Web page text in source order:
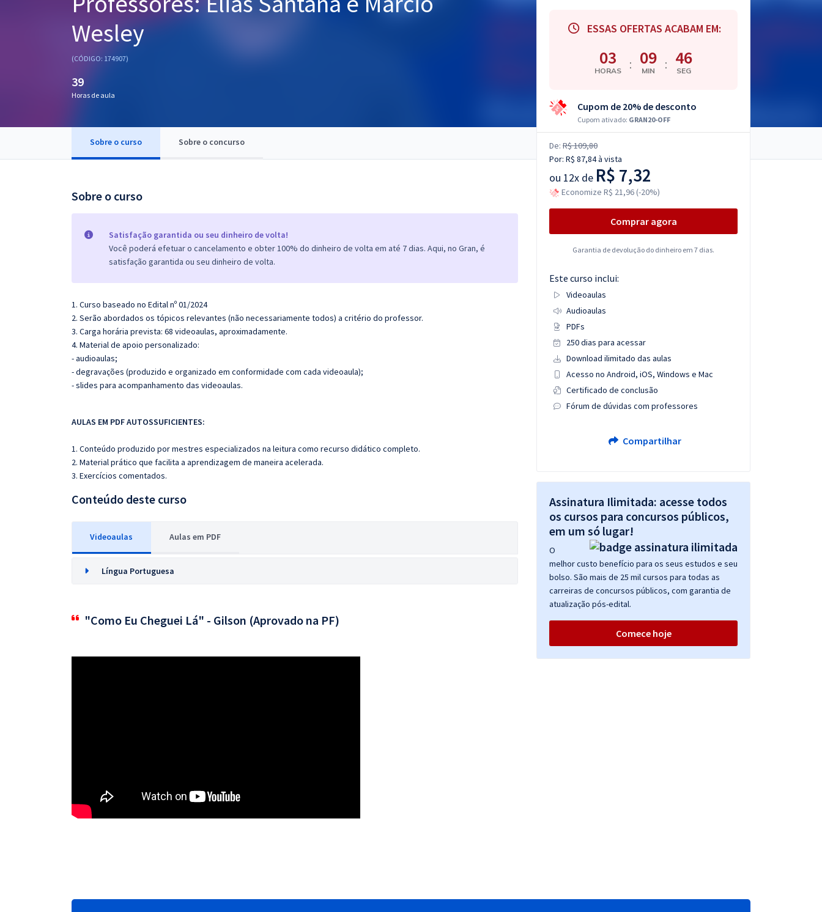
Questões grátis
Wesley
(CÓDIGO: 174907)
39
Horas de aula
Sobre o curso Sobre o concurso
Sobre o curso
Satisfação garantida ou seu dinheiro de volta!
Você poderá efetuar o cancelamento e obter 100% do dinheiro de volta em até 7 dias. Aqui, no Gran, é
satisfação garantida ou seu dinheiro de volta.
1. Curso baseado no Edital nº 01/2024
2. Serão abordados os tópicos relevantes (não necessariamente todos) a critério do professor.
3. Carga horária prevista: 68 videoaulas, aproximadamente.
4. Material de apoio personalizado:
- audioaulas;
- degravações (produzido e organizado em conformidade com cada videoaula);
- slides para acompanhamento das videoaulas.
AULAS EM PDF AUTOSSUFICIENTES:
1. Conteúdo produzido por mestres especializados na leitura como recurso didático completo.
2. Material prático que facilita a aprendizagem de maneira acelerada.
3. Exercícios comentados.
Conteúdo deste curso
Videoaulas Aulas em PDF
Língua Portuguesa
"Como Eu Cheguei Lá" - Gilson (Aprovado na PF)
ESSAS OFERTAS ACABAM EM:
03
HORAS : 09
MIN : 45
SEG
Cupom de 20% de desconto
Cupom ativado: GRAN20-OFF
De: R$ 109,80
Por: R$ 87,84à vista
ou 12x de R$ 7,32
Economize R$ 21,96 (-20%)
Comprar agora
Garantia de devolução do dinheiro em 7 dias.
Este curso inclui:
Videoaulas
Audioaulas
PDFs
250 dias para acessar
Download ilimitado das aulas
Acesso no Android, iOS, Windows e Mac
Certificado de conclusão
Fórum de dúvidas com professores
Compartilhar
Assinatura Ilimitada: acesse todos
os cursos para concursos públicos,
em um só lugar!
O
melhor custo benefício para os seus estudos e seu
bolso. São mais de 25 mil cursos para todas as
carreiras de concursos públicos, com garantia de
atualização pós-edital.
Comece hoje